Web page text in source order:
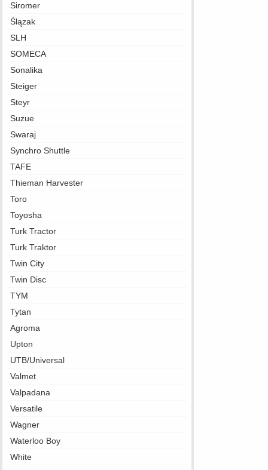
Siromer
Ślązak
SLH
SOMECA
Sonalika
Steiger
Steyr
Suzue
Swaraj
Synchro Shuttle
TAFE
Thieman Harvester
Toro
Toyosha
Turk Tractor
Turk Traktor
Twin City
Twin Disc
TYM
Tytan
Agroma
Upton
UTB/Universal
Valmet
Valpadana
Versatile
Wagner
Waterloo Boy
White